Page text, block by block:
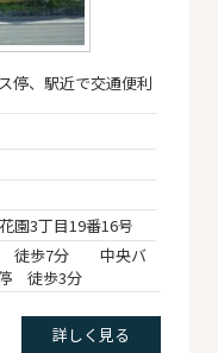
停、駅近で交通便利
園3丁目19番16号
徒歩7分 中央バ
徒歩3分
詳しく見る